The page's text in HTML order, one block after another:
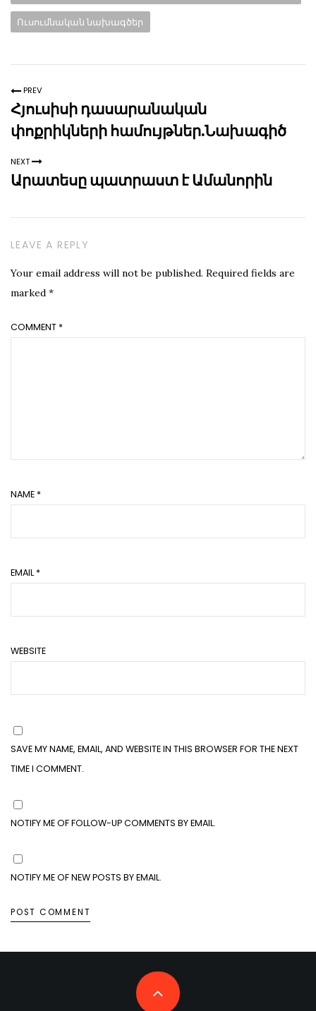
Ուսումնական նախագծեր
PREV
Հյուսիսի դասարանական
փոքրիկների համույթներ.Նախագիծ
NEXT
Արատեսը պատրաստ է Ամանորին
LEAVE A REPLY
Your email address will not be published. Required fields are
marked *
COMMENT *
NAME *
EMAIL *
WEBSITE
SAVE MY NAME, EMAIL, AND WEBSITE IN THIS BROWSER FOR THE NEXT
TIME I COMMENT.
NOTIFY ME OF FOLLOW-UP COMMENTS BY EMAIL.
NOTIFY ME OF NEW POSTS BY EMAIL.